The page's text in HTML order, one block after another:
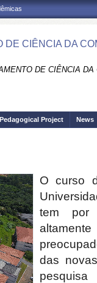
DE CIÊNCIA DA
DE CIÊNCIA
Project News
O curso
tem por
das